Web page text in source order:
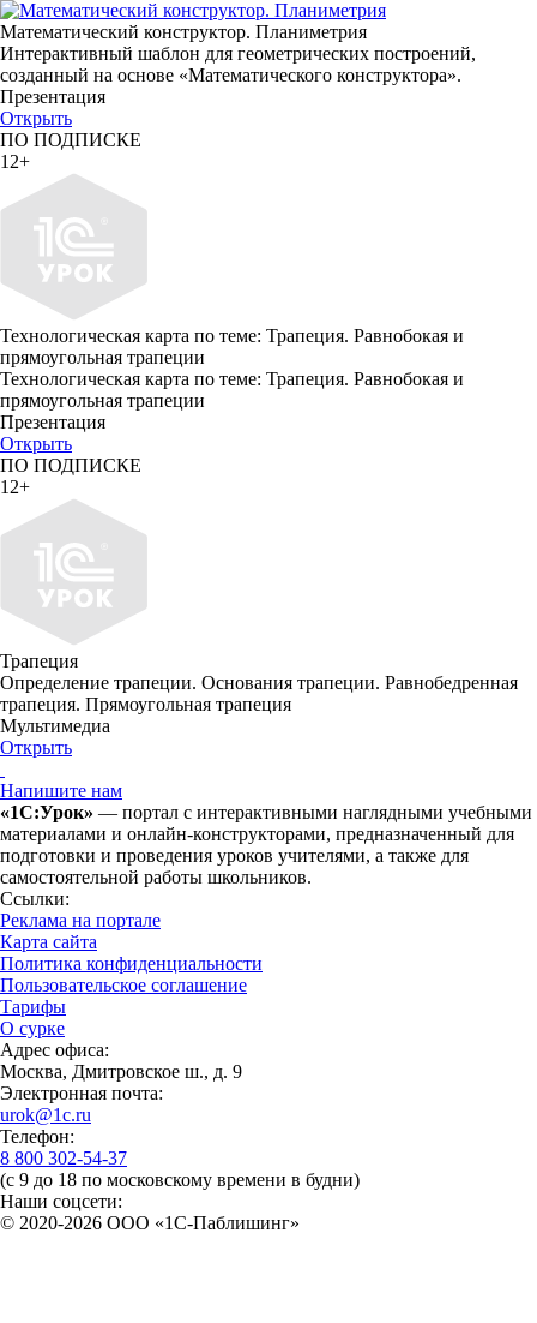
Математический конструктор. Планиметрия
Интерактивный шаблон для геометрических построений,
созданный на основе «Математического конструктора».
Презентация
Открыть
ПО ПОДПИСКЕ
12+
Технологическая карта по теме: Трапеция. Равнобокая и
прямоугольная трапеции
Технологическая карта по теме: Трапеция. Равнобокая и
прямоугольная трапеции
Презентация
Открыть
ПО ПОДПИСКЕ
12+
Трапеция
Определение трапеции. Основания трапеции. Равнобедренная
трапеция. Прямоугольная трапеция
Мультимедиа
Открыть
Напишите нам
«1С:Урок» — портал с интерактивными наглядными учебными
материалами и онлайн-конструкторами, предназначенный для
подготовки и проведения уроков учителями, а также для
самостоятельной работы школьников.
Ссылки:
Реклама на портале
Карта сайта
Политика конфиденциальности
Пользовательское соглашение
Тарифы
О сурке
Адрес офиса:
Москва, Дмитровское ш., д. 9
Электронная почта:
urok@1c.ru
Телефон:
8 800 302-54-37
(с 9 до 18 по московскому времени в будни)
Наши соцсети:
© 2020-2026 OOO «1С-Паблишинг»